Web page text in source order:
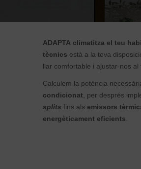
ADAPTA climatitza el teu
tècnics està a la teva
llar comfortable i ajustar-nos al
Calculem la potència
condicionat , per després
splits fins als emissors
energèticament eficients